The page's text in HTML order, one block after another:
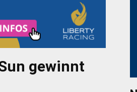
gewinnt